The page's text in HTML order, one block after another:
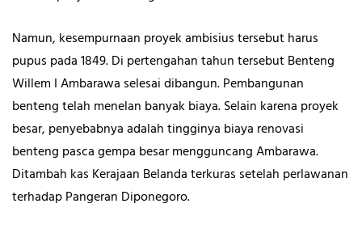
Namun, kesempurnaan proyek ambisius tersebut harus
pupus pada 1849. Di pertengahan tahun tersebut Benteng
Willem I Ambarawa selesai dibangun. Pembangunan
benteng telah menelan banyak biaya. Selain karena proyek
besar, penyebabnya adalah tingginya biaya renovasi
benteng pasca gempa besar mengguncang Ambarawa.
Ditambah kas Kerajaan Belanda terkuras setelah perlawanan
terhadap Pangeran Diponegoro.